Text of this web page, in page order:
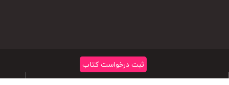
ثبت درخواست کتاب